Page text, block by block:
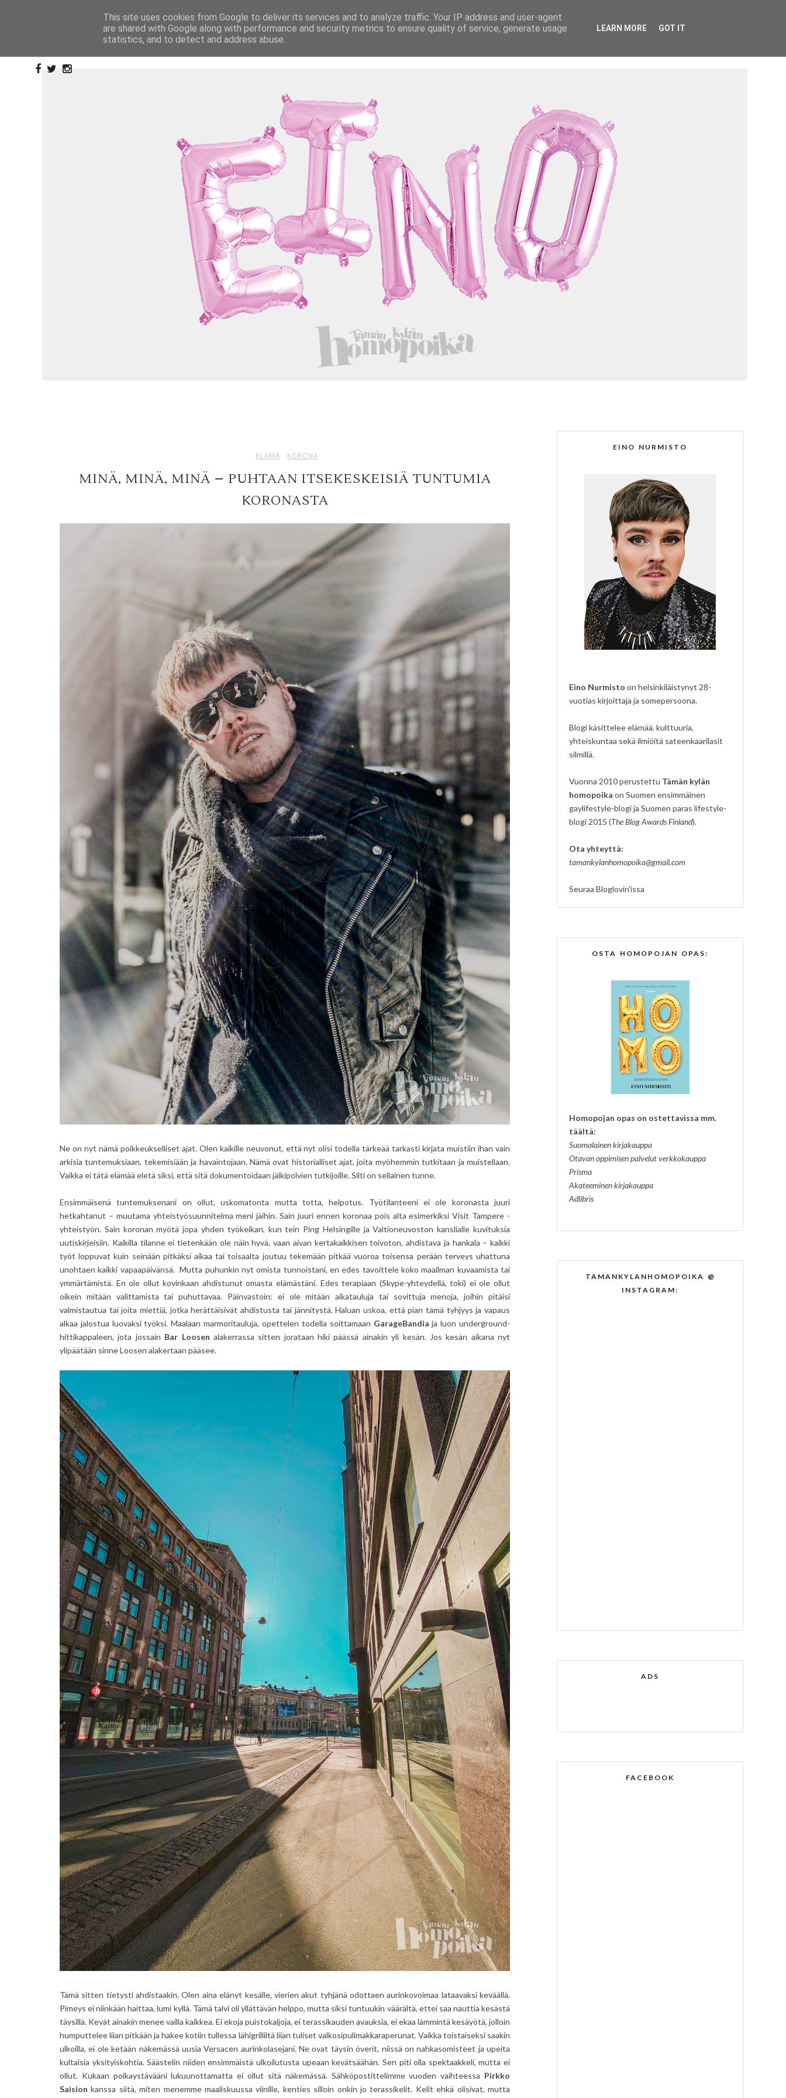
ELÄMÄ KORONA
MINÄ, MINÄ, MINÄ – PUHTAAN ITSEKESKEISIÄ TUNTUMIA
KORONASTA
Ne on nyt nämä poikkeukselliset ajat. Olen kaikille neuvonut, että nyt olisi todella tärkeää tarkasti kirjata muistiin ihan vain
arkisia tuntemuksiaan, tekemisiään ja havaintojaan. Nämä ovat historialliset ajat, joita myöhemmin tutkitaan ja muistellaan.
Vaikka ei tätä elämää eletä siksi, että sitä dokumentoidaan jälkipolvien tutkijoille. Silti on sellainen tunne.
Ensimmäisenä tuntemuksenani on ollut, uskomatonta mutta totta, helpotus. Työtilanteeni ei ole koronasta juuri
hetkahtanut – muutama yhteistyösuunnitelma meni jäihin. Sain juuri ennen koronaa pois alta esimerkiksi Visit Tampere -
yhteistyön. Sain koronan myötä jopa yhden työkeikan, kun tein Ping Helsingille ja Valtioneuvoston kanslialle kuvituksia
uutiskirjeisiin. Kaikilla tilanne ei tietenkään ole näin hyvä, vaan aivan kertakaikkisen toivoton, ahdistava ja hankala – kaikki
työt loppuvat kuin seinään pitkäksi aikaa tai toisaalta joutuu tekemään pitkää vuoroa toisensa perään terveys uhattuna
unohtaen kaikki vapaapäivänsä. Mutta puhunkin nyt omista tunnoistani, en edes tavoittele koko maailman kuvaamista tai
ymmärtämistä. En ole ollut kovinkaan ahdistunut omasta elämästäni. Edes terapiaan (Skype-yhteydellä, toki) ei ole ollut
oikein mitään valittamista tai puhuttavaa. Päinvastoin: ei ole mitään aikatauluja tai sovittuja menoja, joihin pitäisi
valmistautua tai joita miettiä, jotka herättäisivät ahdistusta tai jännitystä. Haluan uskoa, että pian tämä tyhjyys ja vapaus
alkaa jalostua luovaksi työksi. Maalaan marmoritauluja, opettelen todella soittamaan GarageBandia ja luon underground-
hittikappaleen, jota jossain Bar Loosen alakerrassa sitten jorataan hiki päässä ainakin yli kesän. Jos kesän aikana nyt
ylipäätään sinne Loosen alakertaan pääsee.
Tämä sitten tietysti ahdistaakin. Olen aina elänyt kesälle, vierien akut tyhjänä odottaen aurinkovoimaa lataavaksi keväällä.
Pimeys ei niinkään haittaa, lumi kyllä. Tämä talvi oli yllättävän helppo, mutta siksi tuntuukin väärältä, ettei saa nauttia kesästä
täysillä. Kevät ainakin menee vailla kaikkea. Ei ekoja puistokaljoja, ei terassikauden avauksia, ei ekaa lämmintä kesäyötä, jolloin
humputtelee liian pitkään ja hakee kotiin tullessa lähigrilliltä liian tuliset valkosipulimakkaraperunat. Vaikka toistaiseksi saakin
ulkoilla, ei ole ketään näkemässä uusia Versacen aurinkolasejani. Ne ovat täysin överit, niissä on nahkasomisteet ja upeita
kultaisia yksityiskohtia. Säästelin niiden ensimmäistä ulkoilutusta upeaan kevätsäähän. Sen piti olla spektaakkeli, mutta ei
ollut. Kukaan poikaystävääni lukuunottamatta ei ollut sitä näkemässä. Sähköpostittelimme vuoden vaihteessa Pirkko
Saisionkanssa siitä, miten menemme maaliskuussa viinille, kenties silloin onkin jo terassikelit. Kelit ehkä olisivat, mutta
EINO NURMISTO
Eino Nurmisto on helsinkiläistynyt 28-
vuotias kirjoittaja ja somepersoona.
Blogi käsittelee elämää, kulttuuria,
yhteiskuntaa sekä ilmiöitä sateenkaarilasit
silmillä.
Vuonna 2010 perustettu Tämän kylän
homopoika on Suomen ensimmäinen
gaylifestyle-blogi ja Suomen paras lifestyle-
blogi 2015 (The Blog Awards Finland).
Ota yhteyttä:
tamankylanhomopoika@gmail.com
Seuraa Bloglovin'issa
OSTA HOMOPOJAN OPAS:
Homopojan opas on ostettavissa mm.
täältä:
Suomalainen kirjakauppa
Otavan oppimisen palvelut verkkokauppa
Prisma
Akateeminen kirjakauppa
Adlibris
TAMANKYLANHOMOPOIKA @
INSTAGRAM:
ADS
FACEBOOK
This site uses cookies from Google to deliver its services and to analyze traffic. Your IP address and user-agent
are shared with Google along with performance and security metrics to ensure quality of service, generate usage
statistics, and to detect and address abuse.
LEARN MORE GOT IT